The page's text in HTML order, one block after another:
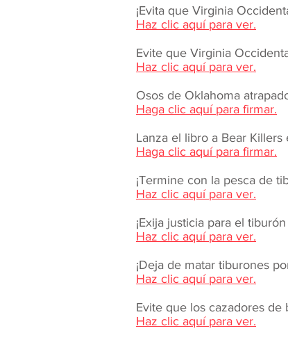
¡Evita que Virginia
Haz clic aquí para ver.
Evite que Virginia
Haz clic aquí para ver.
Osos de Oklahoma
Haga clic aquí para firmar.
Lanza el libro a Bear Killers
Haga clic aquí para firmar.
¡Termine con la pesca de
Haz clic aquí para ver.
¡Exija justicia para el
Haz clic aquí para ver.
¡Deja de matar tiburones
Haz clic aquí para ver.
Evite que los cazadores de
Haz clic aquí para ver.